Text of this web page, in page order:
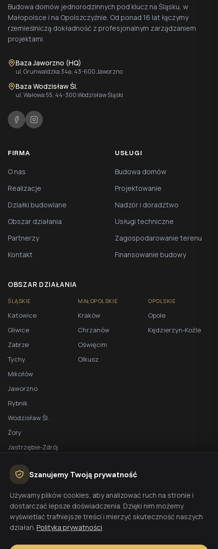
Budowa domów jednorodzinnych pod klucz na Śląsku, w
Małopolsce i na Opolszczyźnie. Od ponad 16 lat łączymy
rzemieślniczą dokładność z profesjonalnym zarządzaniem
projektami.
Baza Jaworzno (HQ)
ul. Grunwaldzka 34a, 43-600 Jaworzno
Baza Wodzisław Śl.
ul. Wałowa 55, 44-300 Wodzisław Śląski
FIRMA
O nas
Realizacje
Działki budowlane
Obszar działania
Partnerzy
Kontakt
USŁUGI
Budowa domów
Projektowanie
Nadzór i doradztwo
Usługi techniczne
Zagospodarowanie terenu
Finansowanie budowy
OBSZAR DZIAŁANIA
ŚLĄSKIE
Katowice
Gliwice
Zabrze
Tychy
Mikołów
Jaworzno
Rybnik
Wodzisław Śl.
Żory
Jastrzębie-Zdrój
MAŁOPOLSKIE
Kraków
Chrzanów
Oświęcim
Olkusz
OPOLSKIE
Opole
Kędzierzyn-Koźle
BEZPŁATNA WYCENA
Planujesz budowę domu? Skontaktuj się z nami - przygotujemy
wycenę w 48h.
Wyceń budowę
Szanujemy Twoją prywatność
Używamy plików cookies, aby analizować ruch na stronie i
dostarczać lepsze doświadczenia. Dzięki nim możemy
wyświetlać trafniejsze treści i mierzyć skuteczność naszych
działań. Polityka prywatności